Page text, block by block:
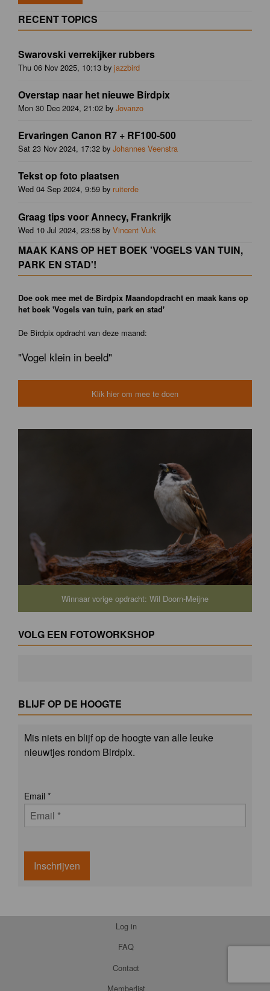
RECENT TOPICS
Swarovski verrekijker rubbers
Thu 06 Nov 2025, 10:13 by jazzbird
Overstap naar het nieuwe Birdpix
Mon 30 Dec 2024, 21:02 by Jovanzo
Ervaringen Canon R7 + RF100-500
Sat 23 Nov 2024, 17:32 by Johannes Veenstra
Tekst op foto plaatsen
Wed 04 Sep 2024, 9:59 by ruiterde
Graag tips voor Annecy, Frankrijk
Wed 10 Jul 2024, 23:58 by Vincent Vuik
MAAK KANS OP HET BOEK 'VOGELS VAN TUIN,
PARK EN STAD'!
Doe ook mee met de Birdpix Maandopdracht en maak kans op
het boek 'Vogels van tuin, park en stad'
De Birdpix opdracht van deze maand:
"Vogel klein in beeld"
Klik hier om mee te doen
Winnaar vorige opdracht: Wil Doorn-Meijne
VOLG EEN FOTOWORKSHOP
BLIJF OP DE HOOGTE
Mis niets en blijf op de hoogte van alle leuke
nieuwtjes rondom Birdpix.
Email *
Inschrijven
Log in
FAQ
Contact
Memberlist